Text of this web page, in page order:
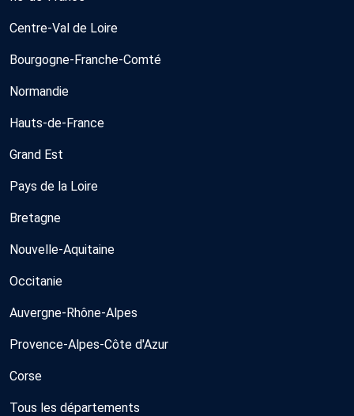
Centre-Val de Loire
Bourgogne-Franche-Comté
Normandie
Hauts-de-France
Grand Est
Pays de la Loire
Bretagne
Nouvelle-Aquitaine
Occitanie
Auvergne-Rhône-Alpes
Provence-Alpes-Côte d'Azur
Corse
Tous les départements